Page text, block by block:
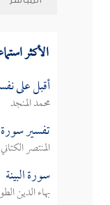
الأكثر
أقبل على
محمد المنجد
تفسير سورة
المنتصر الكتاني
سورة البينة
بهاء الدين